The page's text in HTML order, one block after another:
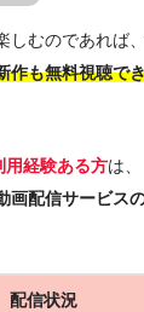
しむのであれば
作も無料視聴で
用経験ある方は
画配信サービス
配信状況